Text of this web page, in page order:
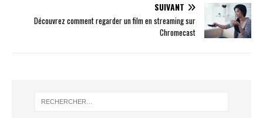
SUIVANT
Découvrez comment regarder un film en streaming sur
Chromecast